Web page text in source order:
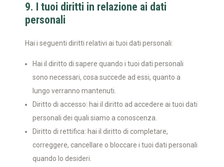
9. I tuoi diritti in relazione ai dati
personali
Hai i seguenti diritti relativi ai tuoi dati personali:
Hai il diritto di sapere quando i tuoi dati personali
sono necessari, cosa succede ad essi, quanto a
lungo verranno mantenuti.
Diritto di accesso: hai il diritto ad accedere ai tuoi dati
personali dei quali siamo a conoscenza.
Diritto di rettifica: hai il diritto di completare,
correggere, cancellare o bloccare i tuoi dati personali
quando lo desideri.